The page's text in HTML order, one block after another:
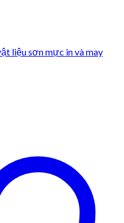
liệu sơn mực in và may